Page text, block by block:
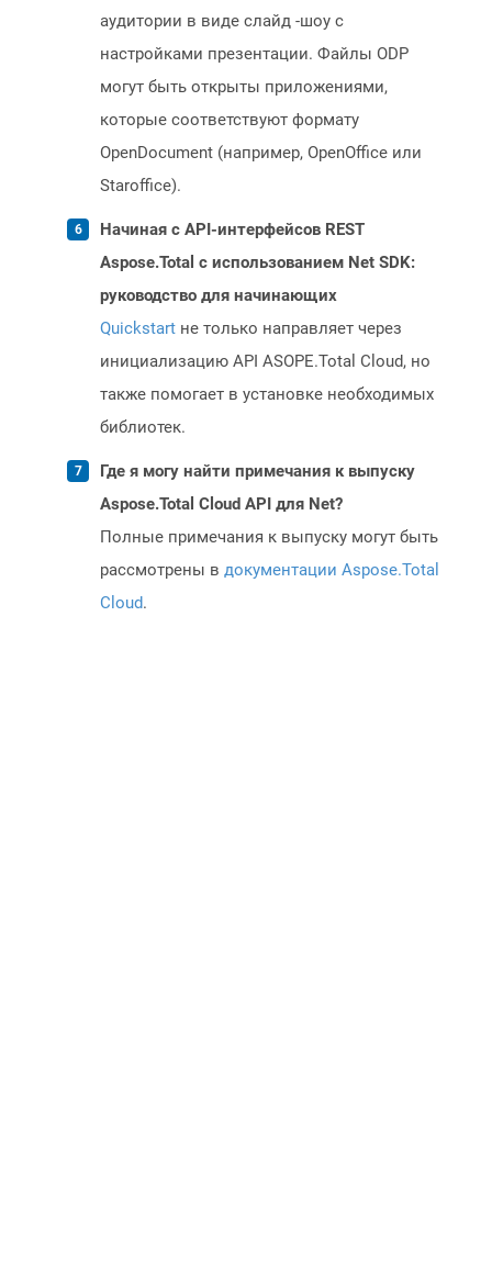
аудитории в виде слайд -шоу с
настройками презентации. Файлы ODP
могут быть открыты приложениями,
которые соответствуют формату
OpenDocument (например, OpenOffice или
Staroffice).
Начиная с API-интерфейсов REST
Aspose.Total с использованием Net SDK:
руководство для начинающих
Quickstart не только направляет через
инициализацию API ASOPE.Total Cloud, но
также помогает в установке необходимых
библиотек.
Где я могу найти примечания к выпуску
Aspose.Total Cloud API для Net?
Полные примечания к выпуску могут быть
рассмотрены в документации Aspose.Total
Cloud.